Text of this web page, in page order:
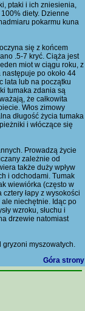
ptaki i ich zniesienia,
diety. Dzienne
pokarmu kuna
się z końcem
.5-7 kryć. Ciąża jest
miot w ciągu roku, z
po około 44
lata lub na początku
tumaka zdania są
że całkowita
Włos zimowy
długość życia tumaka
i włóczące się
Prowadzą życie
zależnie od
także duży wpływ
i odchodami. Tumak
wiewiórka (często w
łapy z wysokości
niechętnie. Idąc po
wzroku, słuchu i
drzewie natomiast
myszowatych.
Góra strony